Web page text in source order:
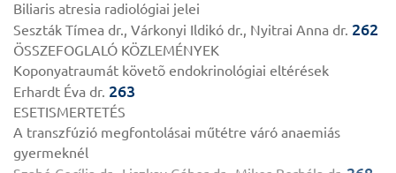
Biliaris atresia radiológiai jelei
Seszták Tímea dr., Várkonyi Ildikó dr., Nyitrai Anna dr. 262
ÖSSZEFOGLALÓ KÖZLEMÉNYEK
Koponyatraumát követõ endokrinológiai eltérések
Erhardt Éva dr. 263
ESETISMERTETÉS
A transzfúzió megfontolásai műtétre váró anaemiás
gyermeknél